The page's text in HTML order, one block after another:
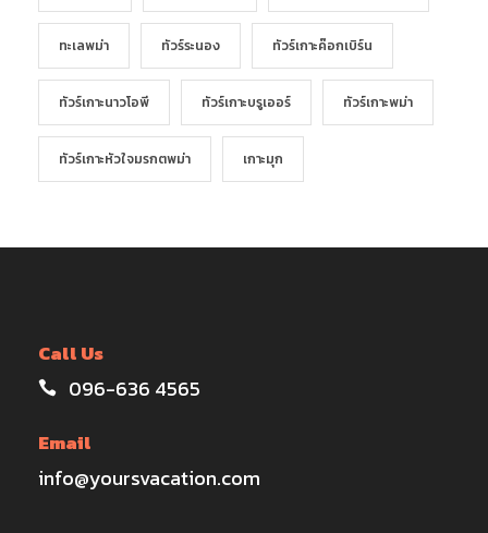
ทะเลพม่า ทัวร์ระนอง ทัวร์เกาะค๊อกเบิร์น
ทัวร์เกาะนาวโอพี ทัวร์เกาะบรูเออร์ ทัวร์เกาะพม่า
ทัวร์เกาะหัวใจมรกตพม่า เกาะมุก
Call Us
096-636 4565
Email
info@yoursvacation.com